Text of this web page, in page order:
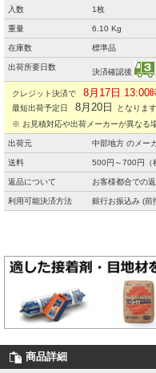
入数 1枚
重量 6.10 Kg
在庫数 標準品
出荷所要日数
決済確認後
クレジット決済で 8月17日 13:00
最短出荷予定日
8月20日
となります
※ お見積対応や出荷メーカーが異なる場
出荷元 中部地方 のメー
送料 500円～700円
返品について お客様都合での
利用可能決済方法 銀行お振込み (前
商品詳細